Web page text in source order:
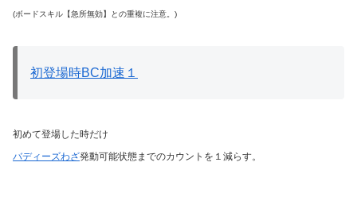
(ボードスキル【急所無効】との重複に注意。)
初登場時BC加速１
初めて登場した時だけ
バディーズわざ発動可能状態までのカウントを１減らす。